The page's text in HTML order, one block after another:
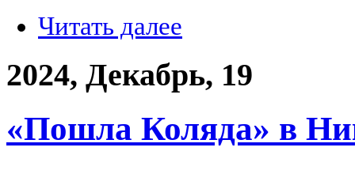
Читать далее
2024, Декабрь, 19
«Пошла Коляда» в